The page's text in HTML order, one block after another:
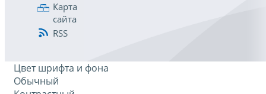
Карта
сайта
RSS
Цвет шрифта и фона
Обычный